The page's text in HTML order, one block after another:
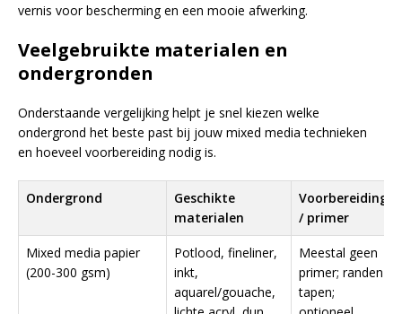
vernis voor bescherming en een mooie afwerking.
Veelgebruikte materialen en
ondergronden
Onderstaande vergelijking helpt je snel kiezen welke
ondergrond het beste past bij jouw mixed media technieken
en hoeveel voorbereiding nodig is.
Ondergrond
Geschikte
materialen
Voorbereiding
/ primer
Mixed media papier
(200-300 gsm)
Potlood, fineliner,
inkt,
aquarel/gouache,
Meestal geen
primer; randen
tapen;